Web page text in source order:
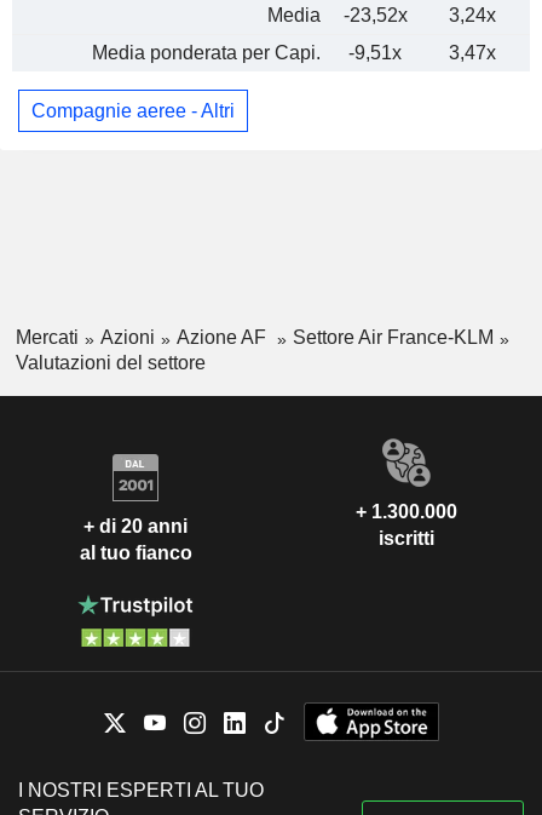
Media
-23,52x
3,24x
Media ponderata per Capi.
-9,51x 3,47x
Compagnie aeree - Altri
Mercati Azioni Azione AF
Settore Air France-KLM
Valutazioni del settore
+ di 20 anni
al tuo fianco
+ 1.300.000
iscritti
I NOSTRI ESPERTI AL TUO